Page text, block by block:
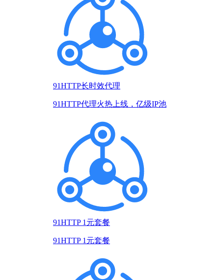
91HTTP长时效代理
91HTTP代理火热上线，亿级IP池
91HTTP 1元套餐
91HTTP 1元套餐